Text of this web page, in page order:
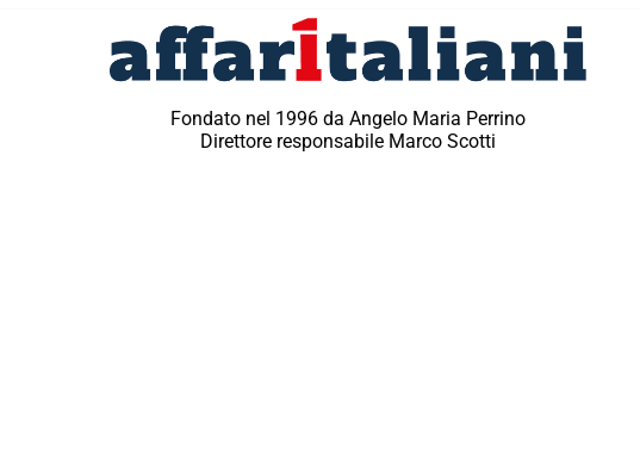
Fondato nel 1996 da Angelo Maria Perrino
Direttore responsabile Marco Scotti